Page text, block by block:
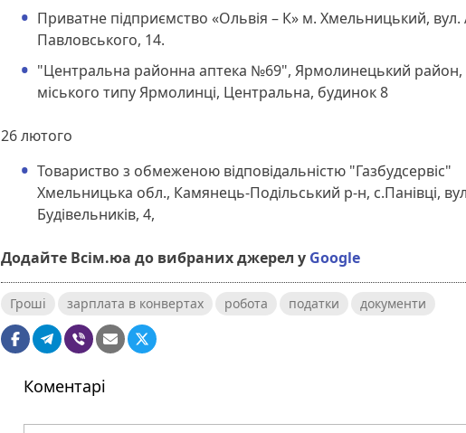
Приватне підприємство «Ольвія – К» м. Хмельницький, вул.
Павловського, 14.
"Центральна районна аптека №69", Ярмолинецький
міського типу Ярмолинці, Центральна, будинок 8
26 лютого
Товариство з обмеженою відповідальністю "Газбудсервіс"
Хмельницька обл., Камянець-Подільський р-н, с.Панівці,
Будівельників, 4,
Додайте Всім.юа до вибраних джерел у Google
Гроші зарплата в конвертах робота податки документи
Коментарі